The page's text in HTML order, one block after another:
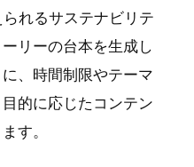
れるサステナビリテ
リーの台本を生成し
、時間制限やテーマ
的に応じたコンテン
す。